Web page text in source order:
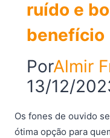
ruído e
benefício
PorAlmir
13/12/
Os fones de ouvido
ótima opção para